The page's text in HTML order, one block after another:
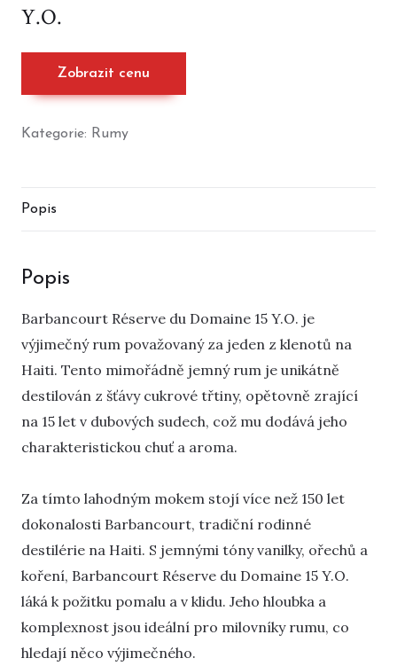
Y.O.
Zobrazit cenu
Kategorie: Rumy
Popis
Popis
Barbancourt Réserve du Domaine 15 Y.O. je
výjimečný rum považovaný za jeden z klenotů na
Haiti. Tento mimořádně jemný rum je unikátně
destilován z šťávy cukrové třtiny, opětovně zrající
na 15 let v dubových sudech, což mu dodává jeho
charakteristickou chuť a aroma.
Za tímto lahodným mokem stojí více než 150 let
dokonalosti Barbancourt, tradiční rodinné
destilérie na Haiti. S jemnými tóny vanilky, ořechů a
koření, Barbancourt Réserve du Domaine 15 Y.O.
láká k požitku pomalu a v klidu. Jeho hloubka a
komplexnost jsou ideální pro milovníky rumu, co
hledají něco výjimečného.